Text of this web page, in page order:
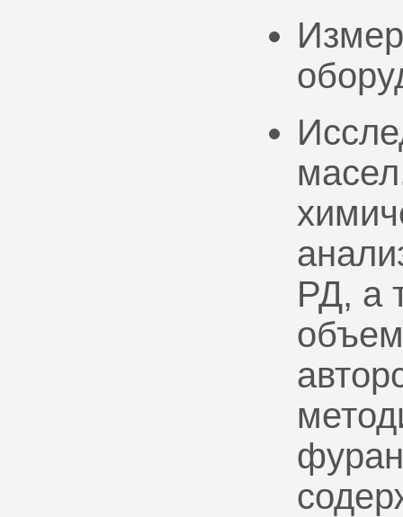
РД, а